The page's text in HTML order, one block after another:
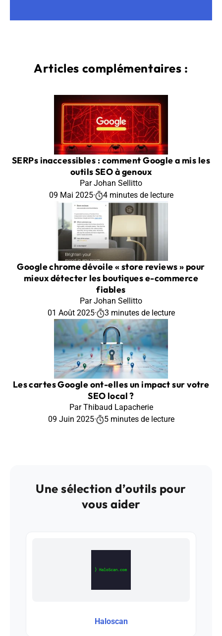
Articles complémentaires :
SERPs inaccessibles : comment Google a mis les
outils SEO à genoux
Par Johan Sellitto
09 Mai 2025· 4 minutes de lecture
Google chrome dévoile « store reviews » pour
mieux détecter les boutiques e-commerce
fiables
Par Johan Sellitto
01 Août 2025· 3 minutes de lecture
Les cartes Google ont-elles un impact sur votre
SEO local ?
Par Thibaud Lapacherie
09 Juin 2025· 5 minutes de lecture
Une sélection d’outils pour
vous aider
Haloscan